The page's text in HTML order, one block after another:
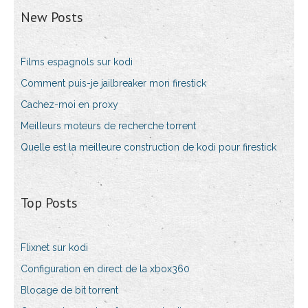
New Posts
Films espagnols sur kodi
Comment puis-je jailbreaker mon firestick
Cachez-moi en proxy
Meilleurs moteurs de recherche torrent
Quelle est la meilleure construction de kodi pour firestick
Top Posts
Flixnet sur kodi
Configuration en direct de la xbox360
Blocage de bit torrent